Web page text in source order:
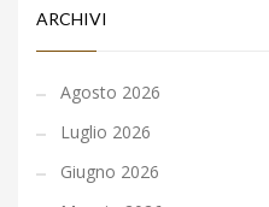
ARCHIVI
Agosto 2026
Luglio 2026
Giugno 2026